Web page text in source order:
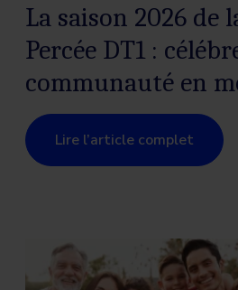
La saison 2026 de
Percée DT1 :
communauté en
Lire l’article complet